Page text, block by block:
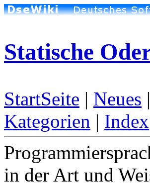
Statische
StartSeite | Neues |
Kategorien | Index
in der Art und